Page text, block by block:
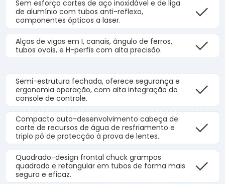
Sem esforço cortes de aço inoxidável e de liga
de alumínio com tubos anti-reflexo,
componentes ópticos a laser.
Alças de vigas em I, canais, ângulo de ferros,
tubos ovais, e H-perfis com alta precisão.
Semi-estrutura fechada, oferece segurança e
ergonomia operação, com alta integração do
console de controle.
Compacto auto-desenvolvimento cabeça de
corte de recursos de água de resfriamento e
triplo pó de protecção à prova de lentes.
Quadrado-design frontal chuck grampos
quadrado e retangular em tubos de forma mais
segura e eficaz.